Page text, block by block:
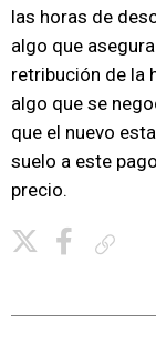
las horas de
algo que
retribución de la
algo que se
que el nuevo
suelo a este
precio.